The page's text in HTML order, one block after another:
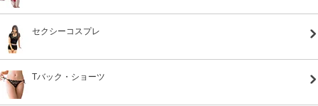
セクシーコスプレ
Tバック・ショーツ